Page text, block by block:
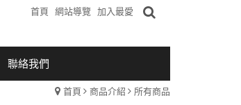
首頁 網站導覽 加入最愛
聯絡我們
首頁 商品介紹 所有商品
路口(樂華夜市口)門口可停車